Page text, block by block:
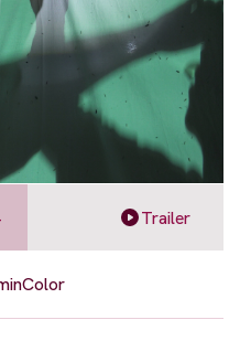
Trailer
Color